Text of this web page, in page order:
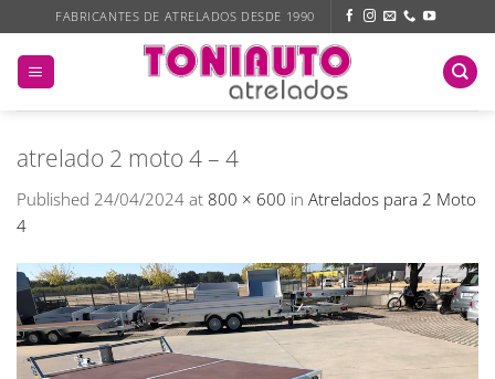
to
content
FABRICANTES DE ATRELADOS DESDE 1990
atrelado 2 moto 4 – 4
Published 24/04/2024 at 800 × 600 in Atrelados para 2 Moto
4